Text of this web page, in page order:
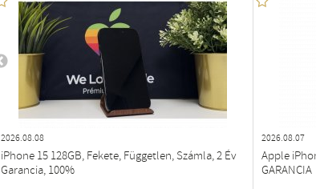
2026.08.08
iPhone 15 128GB, Fekete, Független, Számla, 2 Év
Garancia, 100%
2026.08.07
Apple
GARANCIA